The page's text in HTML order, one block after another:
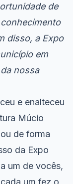
de
disso, a Expo
em
nossa
e enalteceu
Múcio
de forma
da Expo
um de vocês,
um fez o